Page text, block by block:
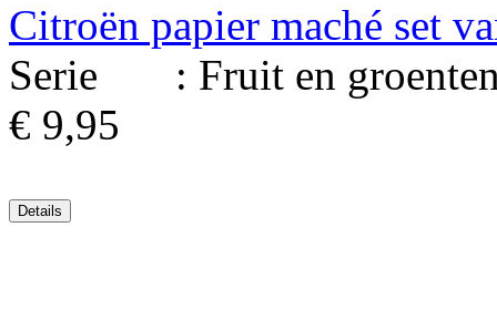
Citroën papier maché set
Serie : Fruit en
€ 9,95